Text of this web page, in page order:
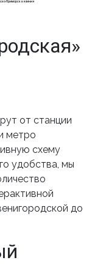
от станции
метро
схему
удобства, мы
до